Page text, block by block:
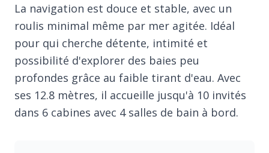
La navigation est douce et stable, avec un
roulis minimal même par mer agitée. Idéal
pour qui cherche détente, intimité et
possibilité d'explorer des baies peu
profondes grâce au faible tirant d'eau. Avec
ses 12.8 mètres, il accueille jusqu'à 10 invités
dans 6 cabines avec 4 salles de bain à bord.